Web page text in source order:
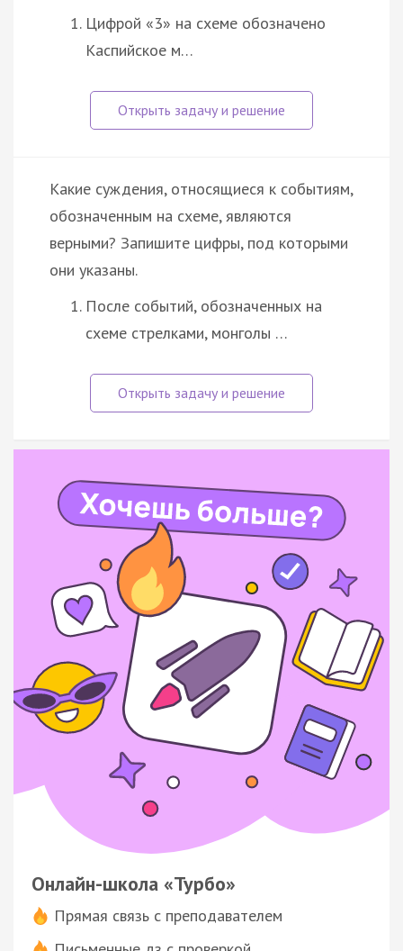
Цифрой «3» на схеме обозначено
Каспийское м…
Какие суждения, относящиеся к событиям,
обозначенным на схеме, являются
верными? Запишите цифры, под которыми
они указаны.
После событий, обозначенных на
схеме стрелками, монголы …
Онлайн-школа «Турбо»
Прямая связь с преподавателем